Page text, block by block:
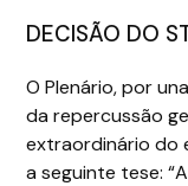
DECISÃO DO
O Plenário, por
da repercussão
extraordinário do
a seguinte tese: